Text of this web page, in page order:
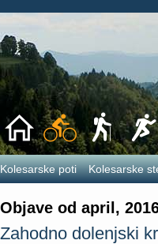
Kolesarske poti Kolesarske
Objave od april,
Zahodno dolenjski